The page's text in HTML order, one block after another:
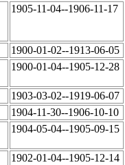
1905-11-04--1906-11-17
1900-01-02--1913-06-05
1900-01-04--1905-12-28
1903-03-02--1919-06-07
1904-11-30--1906-10-10
1904-05-04--1905-09-15
1902-01-04--1905-12-14